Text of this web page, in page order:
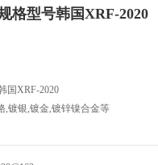
格型号韩国XRF-2020
国XRF-2020
,镀银,镀金,镀锌镍合金等